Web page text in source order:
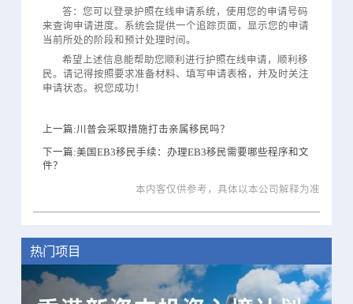
答：您可以登录护照在线申请系统，使用您的申请号码
来查询申请进度。系统会提供一个追踪页面，显示您的申请
当前所处的阶段和预计处理时间。
希望上述信息能帮助您顺利进行护照在线申请，顺利移
民。请记得按照要求准备材料、填写申请表格，并及时关注
申请状态。祝您成功！
上一篇:川普会采取措施打击亲属移民吗？
下一篇:美国EB3移民手续：办理EB3移民需要哪些程序和文
件？
本内客仅供参考，具体以本公司解释为准
热门项目